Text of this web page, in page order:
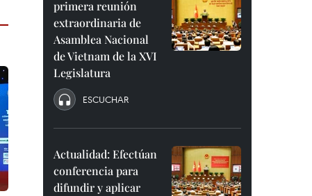
primera reunión
extraordinaria de
Asamblea Nacional
de Vietnam de la XVI
Legislatura
ESCUCHAR
Actualidad: Efectúan
conferencia para
difundir y aplicar